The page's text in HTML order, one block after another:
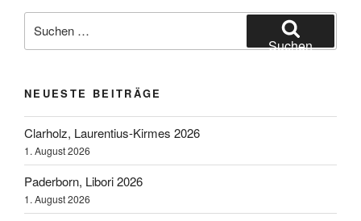
nach:
Suchen
NEUESTE BEITRÄGE
Clarholz, Laurentius-Kirmes 2026
1. August 2026
Paderborn, Libori 2026
1. August 2026